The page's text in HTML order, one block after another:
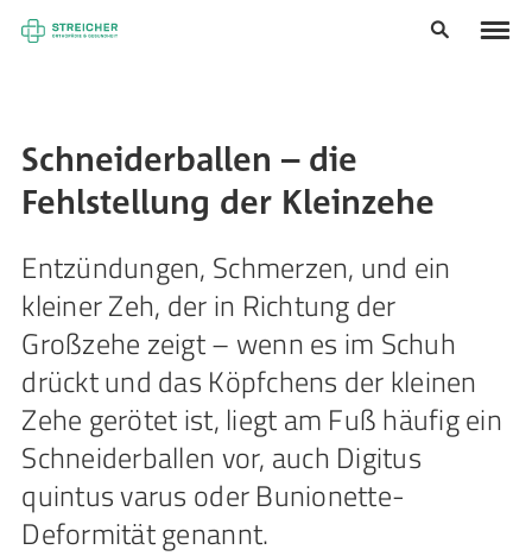
Schneiderballen – die
Fehlstellung der Kleinzehe
Entzündungen, Schmerzen, und ein
kleiner Zeh, der in Richtung der
Großzehe zeigt – wenn es im Schuh
drückt und das Köpfchens der kleinen
Zehe gerötet ist, liegt am Fuß häufig ein
Schneiderballen vor, auch Digitus
quintus varus oder Bunionette-
Deformität genannt.